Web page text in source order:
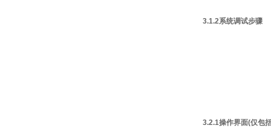
3.1.2系统调试步骤
3.2.1操作界面(仅包